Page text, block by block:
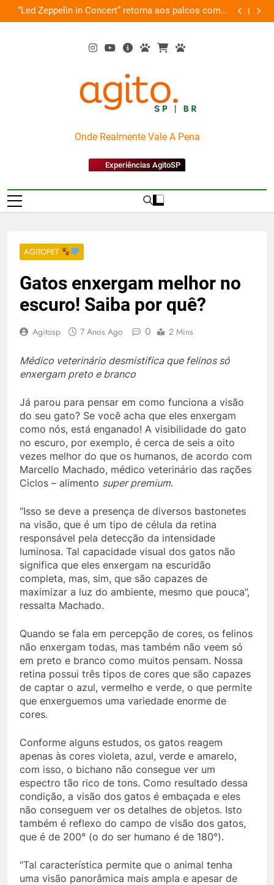
Skip
to
“Led Zeppelin in Concert” retorna aos palcos com a
Nova Orquestra
Cobasi
AgitoSP
Onde Realmente Vale A Pena
Experiências AgitoSP
AGITOPET
Gatos enxergam melhor no
escuro! Saiba por quê?
Agitosp 7 Anos Ago 0 2 Mins
Médico veterinário desmistifica que felinos só
enxergam preto e branco
Já parou para pensar em como funciona a visão
do seu gato? Se você acha que eles enxergam
como nós, está enganado! A visibilidade do gato
no escuro, por exemplo, é cerca de seis a oito
vezes melhor do que os humanos, de acordo com
Marcello Machado, médico veterinário das rações
Ciclos – alimento super premium.
“Isso se deve a presença de diversos bastonetes
na visão, que é um tipo de célula da retina
responsável pela detecção da intensidade
luminosa. Tal capacidade visual dos gatos não
significa que eles enxergam na escuridão
completa, mas, sim, que são capazes de
maximizar a luz do ambiente, mesmo que pouca”,
ressalta Machado.
Quando se fala em percepção de cores, os felinos
não enxergam todas, mas também não veem só
em preto e branco como muitos pensam. Nossa
retina possui três tipos de cores que são capazes
de captar o azul, vermelho e verde, o que permite
que enxerguemos uma variedade enorme de
cores.
Conforme alguns estudos, os gatos reagem
apenas às cores violeta, azul, verde e amarelo,
com isso, o bichano não consegue ver um
espectro tão rico de tons. Como resultado dessa
condição, a visão dos gatos é embaçada e eles
não conseguem ver os detalhes de objetos. Isto
também é reflexo do campo de visão dos gatos,
que é de 200° (o do ser humano é de 180°).
“Tal característica permite que o animal tenha
uma visão panorâmica mais ampla e apesar de